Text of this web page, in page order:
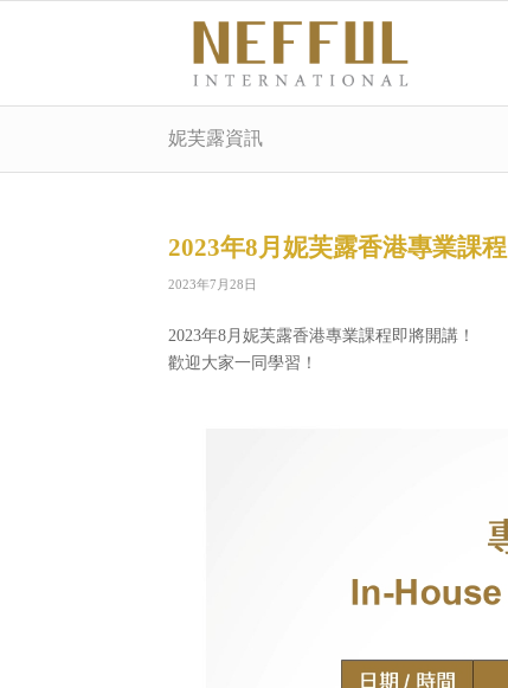
妮芙露資訊
2023年8月妮芙露香港專業課程
2023年7月28日
2023年8月妮芙露香港專業課程即將開講！
歡迎大家一同學習！